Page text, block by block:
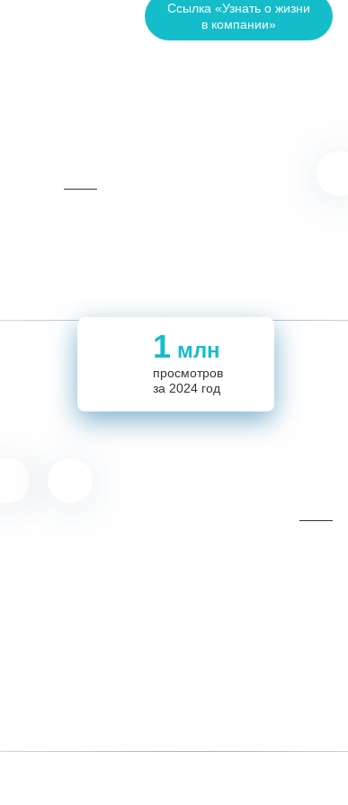
Ссылка «Узнать о жизни
в компании»
694
1 млн
просмотров
за 2024 год
5,5
14
694
1